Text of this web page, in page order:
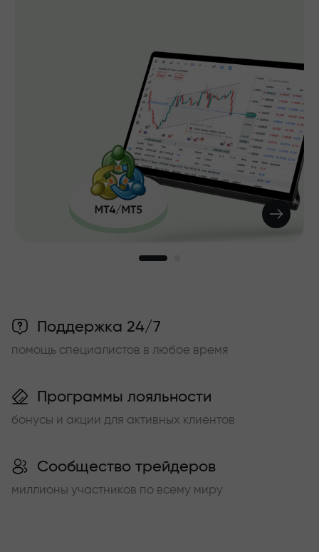
Поддержка 24/7
помощь специалистов в любое время
Программы лояльности
бонусы и акции для активных клиентов
Сообщество трейдеров
миллионы участников по всему миру